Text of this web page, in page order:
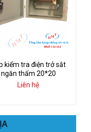
kiểm tra điện trở sắt
ngăn thấm 20*20
Liên hệ